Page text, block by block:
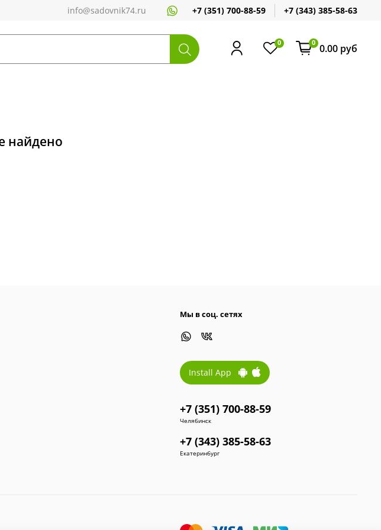
info@sadovnik74.ru +7 (351) 700-88-59 +7 (343) 385-58-63
0 0 0.00 руб
найдено
Мы в соц. сетях
Install App
+7 (351) 700-88-59
Челябинск
+7 (343) 385-58-63
Екатеринбург